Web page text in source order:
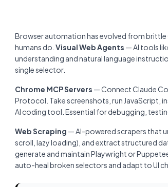
Browser automation has evolved from brittle
humans do. Visual Web Agents — AI tools
understanding and natural language
single selector.
Chrome MCP Servers — Connect Claude
Protocol. Take screenshots, run JavaScript,
AI coding tool. Essential for debugging,
Web Scraping — AI-powered scrapers that
scroll, lazy loading), and extract structured
generate and maintain Playwright or
auto-heal broken selectors and adapt to UI